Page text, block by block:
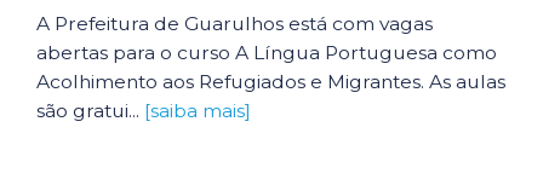
A Prefeitura de Guarulhos está com vagas
abertas para o curso A Língua Portuguesa como
Acolhimento aos Refugiados e Migrantes. As aulas
são gratui... [saiba mais]